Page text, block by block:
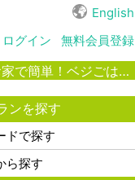
English
ログイン
無料会員登録
単！ベジごはん〜
ンを探す
ドで探す
ら探す